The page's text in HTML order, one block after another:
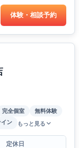
体験・相談予約
完全個室
無料体験
イン もっと見る
定休日